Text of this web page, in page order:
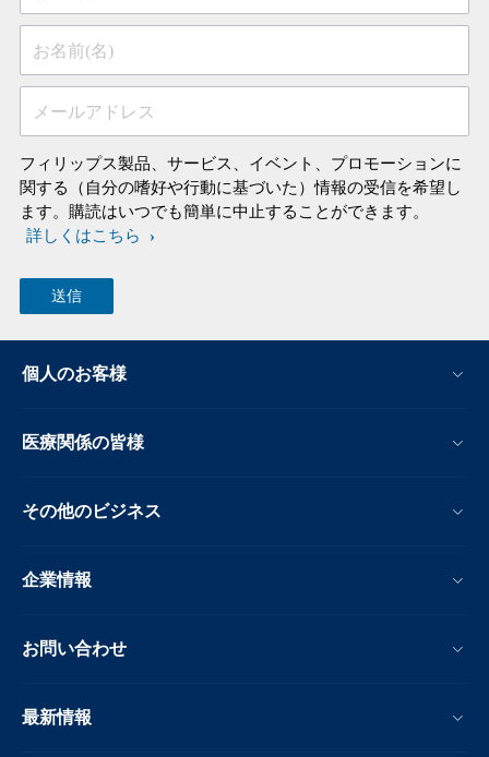
お名前(名)
メールアドレス
フィリップス製品、サービス、イベント、プロモーションに
関する（自分の嗜好や行動に基づいた）情報の受信を希望し
ます。購読はいつでも簡単に中止することができます。
詳しくはこちら
個人のお客様
医療関係の皆様
その他のビジネス
企業情報
お問い合わせ
最新情報